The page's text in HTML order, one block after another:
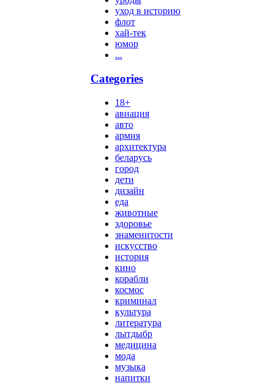
уход в историю
флот
хай-тек
юмор
...
Categories
18+
авиация
авто
армия
архитектура
беларусь
город
дети
дизайн
еда
животные
здоровье
знаменитости
искусство
история
кино
корабли
космос
криминал
культура
литература
лытдыбр
медицина
мода
музыка
напитки